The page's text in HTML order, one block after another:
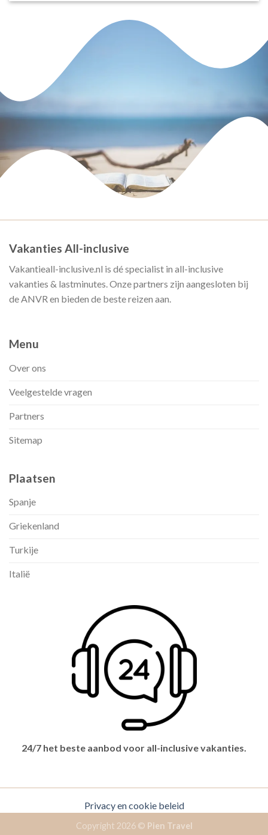
Vakanties All-inclusive
Vakantieall-inclusive.nl is dé specialist in all-inclusive
vakanties & lastminutes. Onze partners zijn aangesloten bij
de ANVR en bieden de beste reizen aan.
Menu
Over ons
Veelgestelde vragen
Partners
Sitemap
Plaatsen
Spanje
Griekenland
Turkije
Italië
24/7 het beste aanbod voor all-inclusive vakanties.
Privacy en cookie beleid
Copyright 2026 © Pien Travel